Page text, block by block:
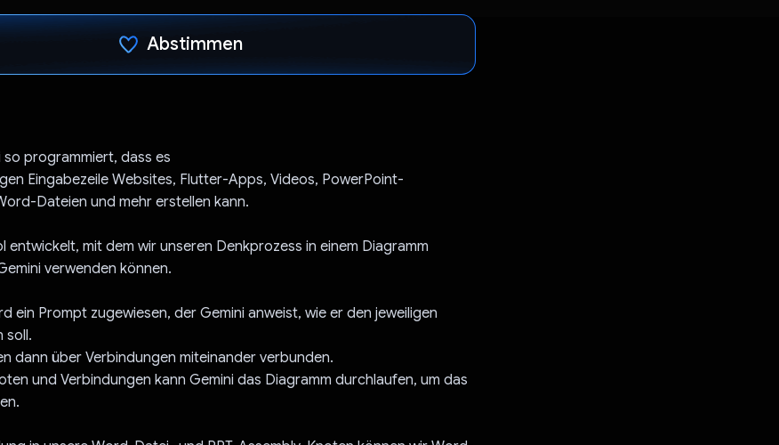
Abstimmen
so programmiert, dass es
Eingabezeile Websites, Flutter-Apps, Videos, PowerPoint-
Dateien und mehr erstellen kann.
entwickelt, mit dem wir unseren Denkprozess in einem Diagramm
verwenden können.
ein Prompt zugewiesen, der Gemini anweist, wie er den jeweiligen
soll.
dann über Verbindungen miteinander verbunden.
und Verbindungen kann Gemini das Diagramm durchlaufen, um das